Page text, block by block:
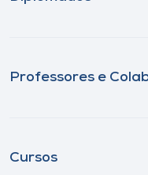
Professores e
Cursos